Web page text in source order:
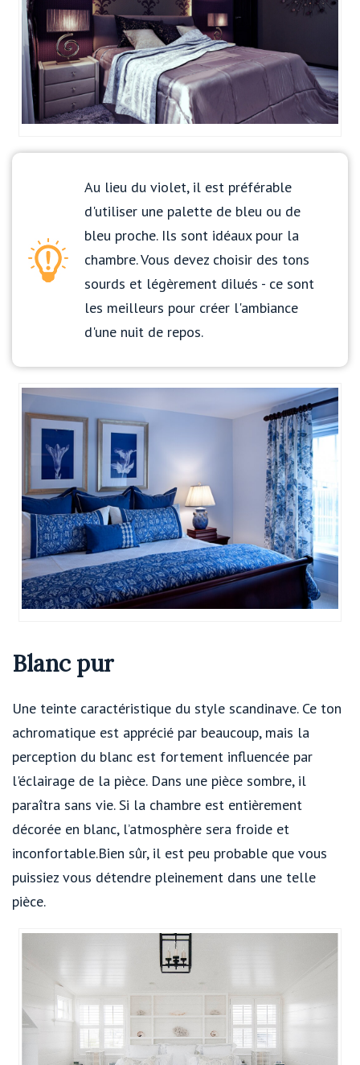
Au lieu du violet, il est préférable
d'utiliser une palette de bleu ou de
bleu proche. Ils sont idéaux pour la
chambre. Vous devez choisir des tons
sourds et légèrement dilués - ce sont
les meilleurs pour créer l'ambiance
d'une nuit de repos.
Blanc pur
Une teinte caractéristique du style scandinave. Ce ton
achromatique est apprécié par beaucoup, mais la
perception du blanc est fortement influencée par
l'éclairage de la pièce. Dans une pièce sombre, il
paraîtra sans vie. Si la chambre est entièrement
décorée en blanc, l’atmosphère sera froide et
inconfortable.Bien sûr, il est peu probable que vous
puissiez vous détendre pleinement dans une telle
pièce.